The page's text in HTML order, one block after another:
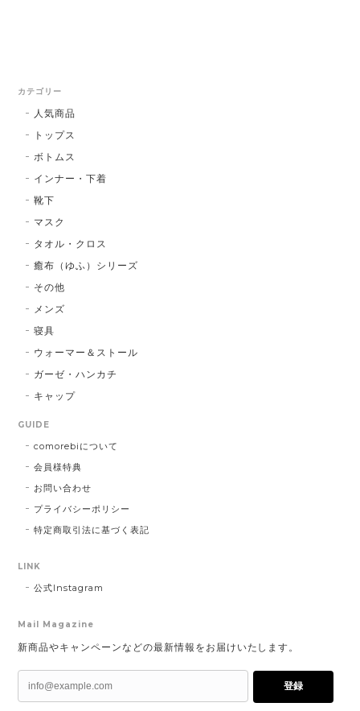
カテゴリー
人気商品
トップス
ボトムス
インナー・下着
靴下
マスク
タオル・クロス
癒布（ゆふ）シリーズ
その他
メンズ
寝具
ウォーマー＆ストール
ガーゼ・ハンカチ
キャップ
GUIDE
comorebiについて
会員様特典
お問い合わせ
プライバシーポリシー
特定商取引法に基づく表記
LINK
公式Instagram
Mail Magazine
新商品やキャンペーンなどの最新情報をお届けいたします。
登録